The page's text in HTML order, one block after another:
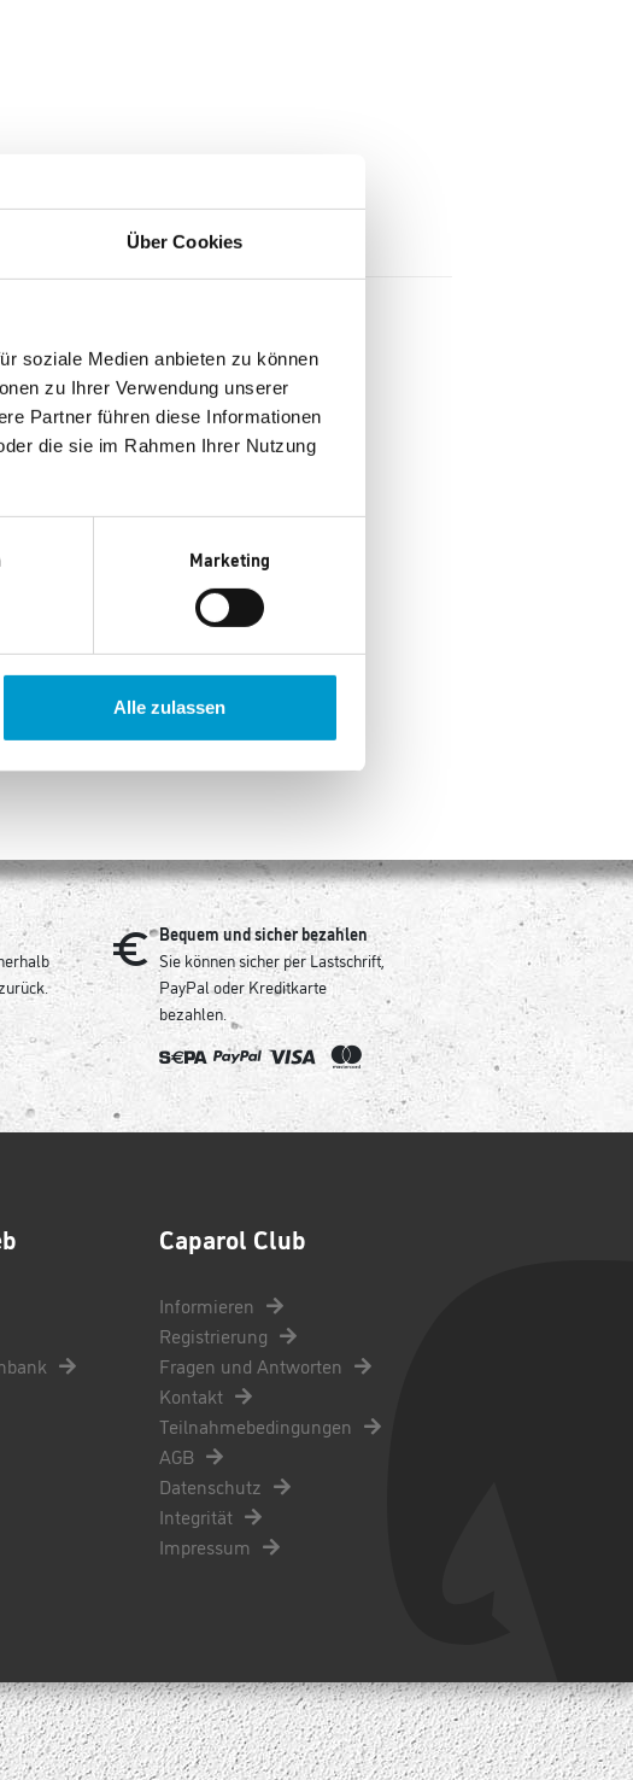
Über Cookies
soziale Medien anbieten zu können
zu Ihrer Verwendung unserer
Partner führen diese Informationen
die sie im Rahmen Ihrer Nutzung
Marketing
Alle zulassen
Bequem und sicher bezahlen
Sie können sicher per Lastschrift,
PayPal oder Kreditkarte
bezahlen.
Caparol Club
Informieren
Registrierung
Fragen und Antworten
Kontakt
Teilnahmebedingungen
AGB
Datenschutz
Integrität
Impressum